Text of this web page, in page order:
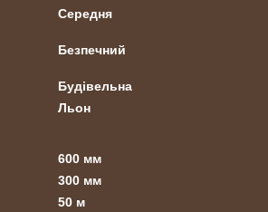
Середня
Безпечний
Будівельна
Льон
600 мм
300 мм
50 м